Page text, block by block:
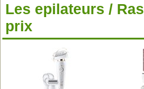
Les epilateurs /
prix